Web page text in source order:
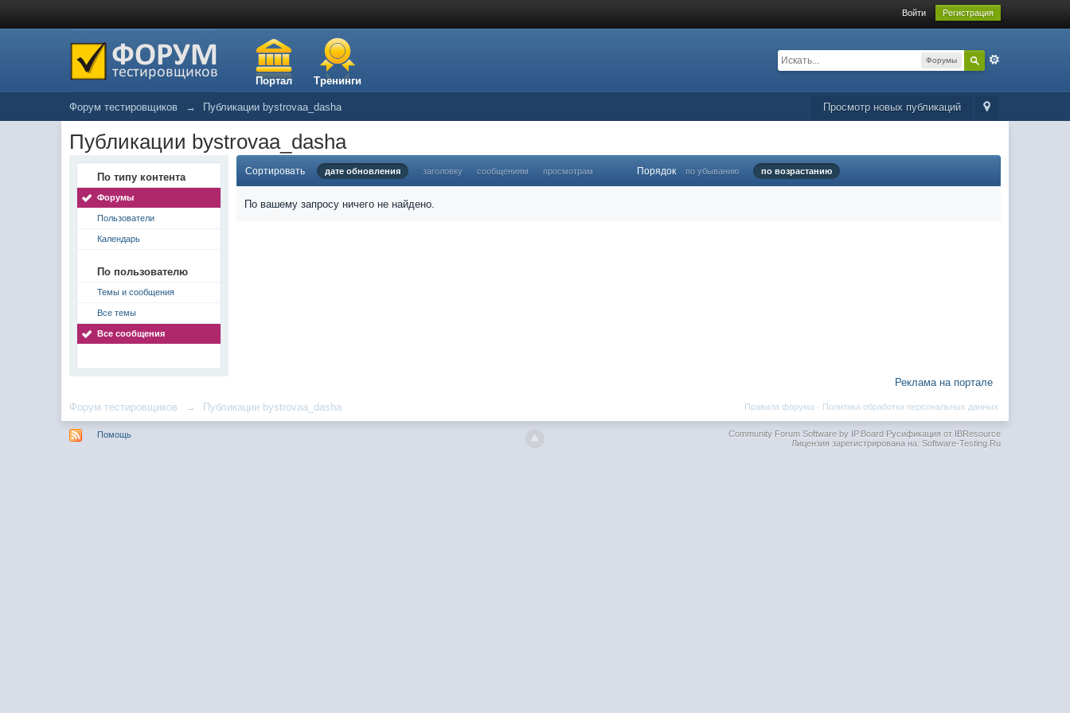
Войти Регистрация
Портал Тренинги
Форумы
Просмотр новых публикаций
Форум тестировщиков → Публикации bystrovaa_dasha
Публикации bystrovaa_dasha
По типу контента
Форумы
Пользователи
Календарь
По пользователю
Темы и сообщения
Все темы
Все сообщения
Сортировать дате обновления заголовку сообщениям просмотрам Порядок по убыванию по возрастанию
По вашему запросу ничего не найдено.
Реклама на портале
Форум тестировщиков → Публикации bystrovaa_dasha Политика обработки персональных данных
Правила форума ·
Помощь Community Forum Software by IP.BoardРусификация от IBResource
Лицензия зарегистрирована на: Software-Testing.Ru